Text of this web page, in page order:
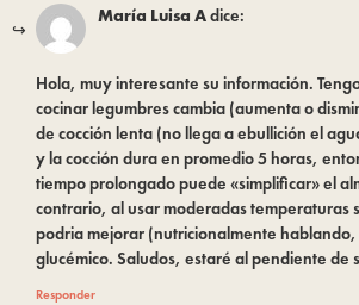
María Luisa Adice:
Hola, muy interesante su información.
cocinar legumbres cambia (aumenta o
de cocción lenta (no llega a ebullición el
y la cocción dura en promedio 5 horas,
tiempo prolongado puede «simplificar» el
contrario, al usar moderadas temperaturas
podria mejorar (nutricionalmente hablando,
glucémico. Saludos, estaré al pendiente de
Responder